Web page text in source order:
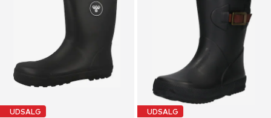
UDSALG UDSALG